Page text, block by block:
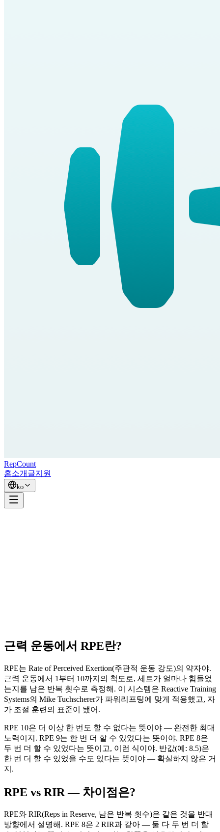
RepCount
홈소개 글지원
ko
근력 운동에서 RPE란?
RPE는 Rate of Perceived Exertion(주관적 운동 강도)의 약자야.
근력 운동에서 1부터 10까지의 척도로, 세트가 얼마나 힘들었
는지를 남은 반복 횟수로 측정해. 이 시스템은 Reactive Training
Systems의 Mike Tuchscherer가 파워리프팅에 맞게 적용했고, 자
가 조절 훈련의 표준이 됐어.
RPE 10은 더 이상 한 번도 할 수 없다는 뜻이야 — 완전한 최대
노력이지. RPE 9는 한 번 더 할 수 있었다는 뜻이야. RPE 8은
두 번 더 할 수 있었다는 뜻이고, 이런 식이야. 반값(예: 8.5)은
한 번 더 할 수 있었을 수도 있다는 뜻이야 — 확실하지 않은 거
지.
RPE vs RIR — 차이점은?
RPE와 RIR(Reps in Reserve, 남은 반복 횟수)은 같은 것을 반대
방향에서 설명해. RPE 8은 2 RIR과 같아 — 둘 다 두 번 더 할